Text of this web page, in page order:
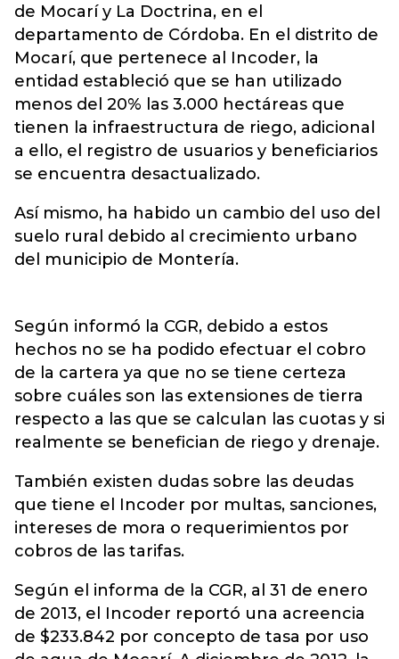
de Mocarí y La Doctrina, en el
departamento de Córdoba. En el distrito de
Mocarí, que pertenece al Incoder, la
entidad estableció que se han utilizado
menos del 20% las 3.000 hectáreas que
tienen la infraestructura de riego, adicional
a ello, el registro de usuarios y beneficiarios
se encuentra desactualizado.
Así mismo, ha habido un cambio del uso del
suelo rural debido al crecimiento urbano
del municipio de Montería.
Según informó la CGR, debido a estos
hechos no se ha podido efectuar el cobro
de la cartera ya que no se tiene certeza
sobre cuáles son las extensiones de tierra
respecto a las que se calculan las cuotas y si
realmente se benefician de riego y drenaje.
También existen dudas sobre las deudas
que tiene el Incoder por multas, sanciones,
intereses de mora o requerimientos por
cobros de las tarifas.
Según el informa de la CGR, al 31 de enero
de 2013, el Incoder reportó una acreencia
de $233.842 por concepto de tasa por uso